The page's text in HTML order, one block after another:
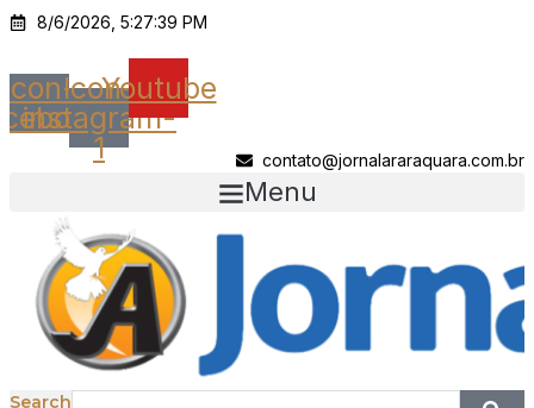
Ir
o
conteúdo
8/6/2026, 5:27:39 PM
Icon-Icon-
instagram-
1
Youtube
contato@jornalararaquara.com.br
Menu
Search